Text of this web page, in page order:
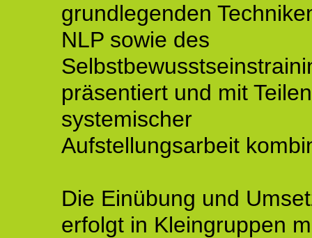
grundlegenden
NLP sowie des
präsentiert und mit Teilen
systemischer
Aufstellungsarbeit
Die Einübung und
erfolgt in Kleingruppen